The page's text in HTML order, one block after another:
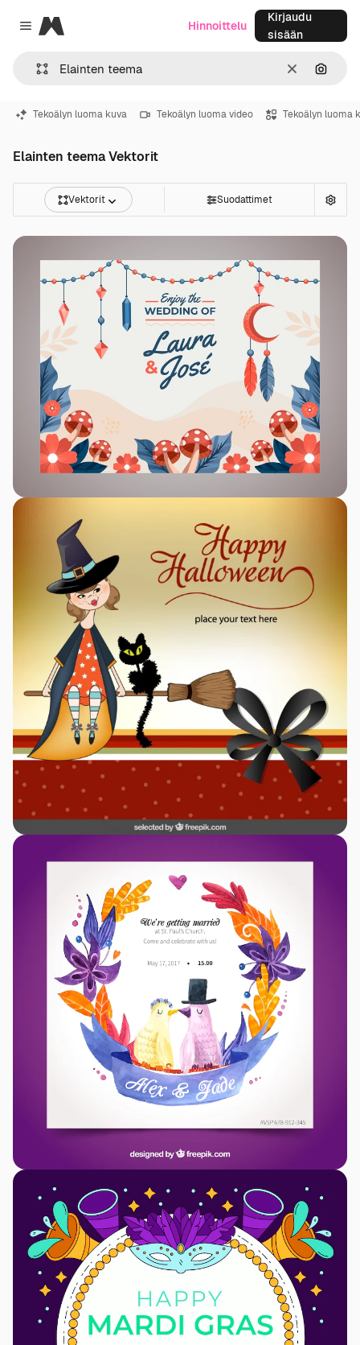
Close menu
Magnific
SelkeäHae
Hinnoittelu
Kirjaudu
sisään
Tekoälyn luoma kuva Tekoälyn luoma video Tekoälyn luoma
Elainten teema Vektorit
Vektorit Suodattimet